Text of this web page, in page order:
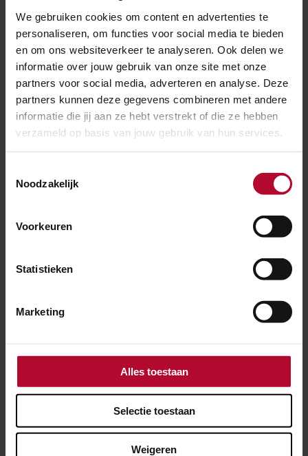
We gebruiken cookies om content en advertenties te
personaliseren, om functies voor social media te bieden
en om ons websiteverkeer te analyseren. Ook delen we
informatie over jouw gebruik van onze site met onze
partners voor social media, adverteren en analyse. Deze
partners kunnen deze gegevens combineren met andere
informatie die jij aan ze hebt verstrekt of die ze hebben
verzameld op basis van jouw gebruik van hun services.
Noodzakelijk
Voorkeuren
Statistieken
Marketing
Alles toestaan
Selectie toestaan
Weigeren
Instagram.
Bewustwording
ProRail begint vandaag een campagne om meer
bewustzijn te creëren onder jongeren over de
gevolgen van (on)bewust gevaarlijk gedrag op en rond
een klein hoekje en als jongeren niet voorzichtig zijn,